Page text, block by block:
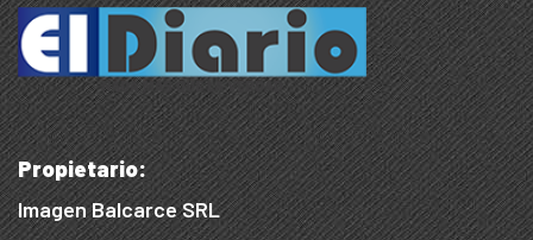
Propietario:
Imagen Balcarce SRL